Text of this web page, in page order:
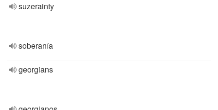
suzerainty
soberanía
georgians